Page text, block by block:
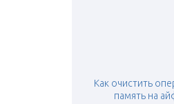
Как очистить
память на